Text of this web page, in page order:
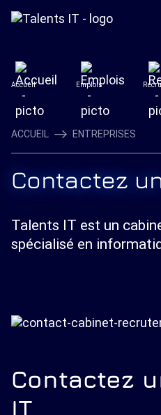
Accueil Emplois
ACCUEIL ENTREPRISES
Contactez
Talents IT est un
spécialisé en
Contactez
IT